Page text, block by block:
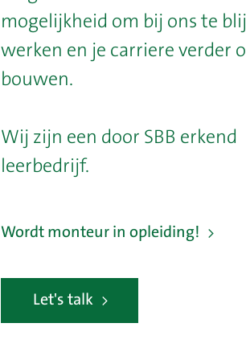
mogelijkheid om bij ons te
werken en je carriere verder
bouwen.
Wij zijn een door SBB erkend
leerbedrijf.
Wordt monteur in opleiding!
Let's talk